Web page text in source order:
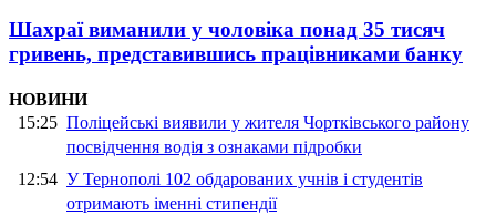
Шахраї виманили у чоловіка понад 35 тисяч
гривень, представившись працівниками банку
НОВИНИ
15:25 Поліцейські виявили у жителя Чортківського району
посвідчення водія з ознаками підробки
12:54 У Тернополі 102 обдарованих учнів і студентів
отримають іменні стипендії